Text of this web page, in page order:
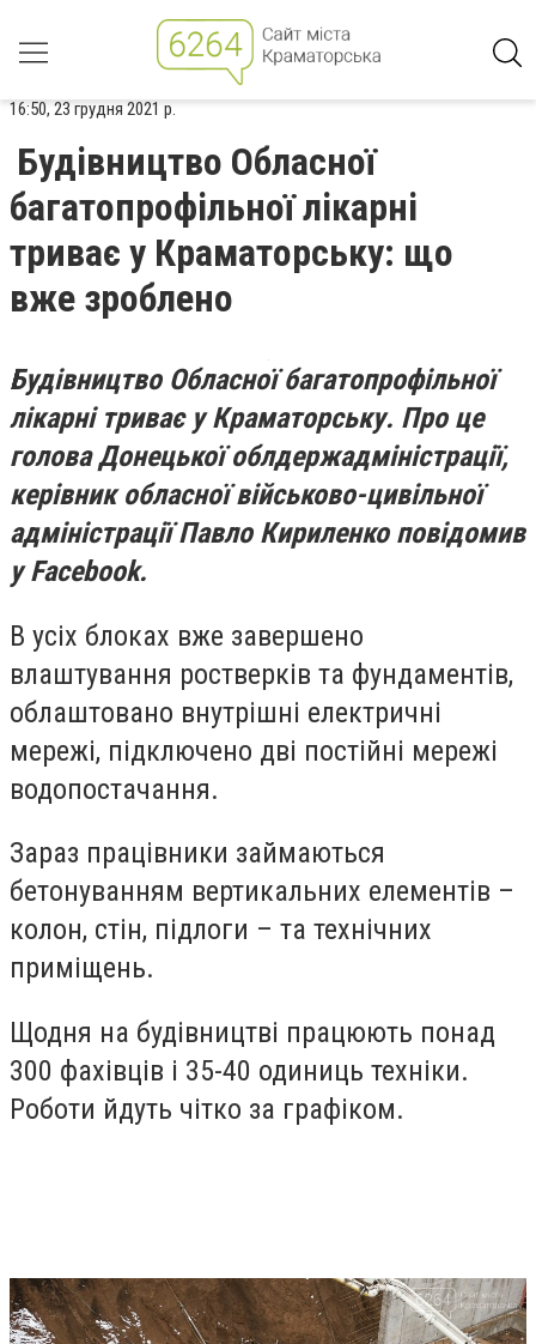
16:50, 23 грудня 2021 р.
Будівництво Обласної
багатопрофільної лікарні
триває у Краматорську: що
вже зроблено
Будівництво Обласної багатопрофільної
лікарні триває у Краматорську. Про це
голова Донецької облдержадміністрації,
керівник обласної військово-цивільної
адміністрації Павло Кириленко повідомив
у Facebook.
В усіх блоках вже завершено
влаштування ростверків та фундаментів,
облаштовано внутрішні електричні
мережі, підключено дві постійні мережі
водопостачання.
Зараз працівники займаються
бетонуванням вертикальних елементів –
колон, стін, підлоги – та технічних
приміщень.
Щодня на будівництві працюють понад
300 фахівців і 35-40 одиниць техніки.
Роботи йдуть чітко за графіком.